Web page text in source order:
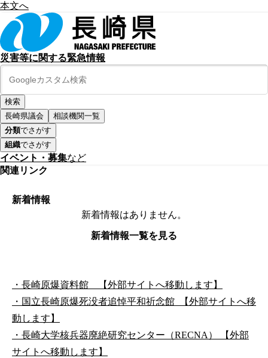
本文へ
災害等に関する緊急情報
長崎県議会
相談機関一覧
分類でさがす
組織でさがす
イベント・募集など
関連リンク
新着情報
新着情報はありません。
新着情報一覧を見る
・長崎原爆資料館 【外部サイトへ移動します】
・国立長崎原爆死没者追悼平和祈念館 【外部サイトへ移
動します】
・長崎大学核兵器廃絶研究センター（RECNA） 【外部
サイトへ移動します】